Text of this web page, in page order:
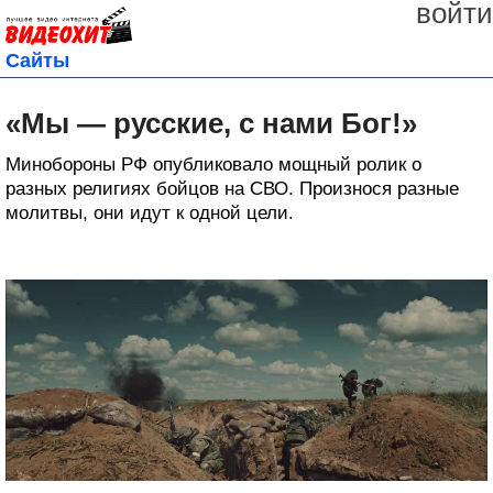
войти
Сайты
«Мы — русские, с нами Бог!»
Минобороны РФ опубликовало мощный ролик о
разных религиях бойцов на СВО. Произнося разные
молитвы, они идут к одной цели.